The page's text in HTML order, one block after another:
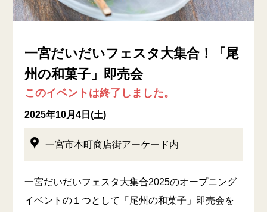
一宮だいだいフェスタ大集合！「尾
州の和菓子」即売会
このイベントは終了しました。
2025年10月4日(土)
一宮市本町商店街アーケード内
一宮だいだいフェスタ大集合2025のオープニング
イベントの１つとして「尾州の和菓子」即売会を